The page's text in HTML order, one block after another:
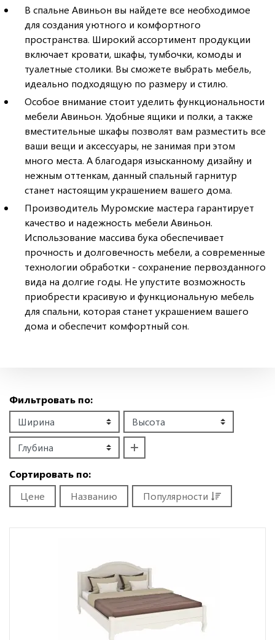
В спальне Авиньон вы найдете все необходимое
для создания уютного и комфортного
пространства. Широкий ассортимент продукции
включает кровати, шкафы, тумбочки, комоды и
туалетные столики. Вы сможете выбрать мебель,
идеально подходящую по размеру и стилю.
Особое внимание стоит уделить функциональности
мебели Авиньон. Удобные ящики и полки, а также
вместительные шкафы позволят вам разместить все
ваши вещи и аксессуары, не занимая при этом
много места. А благодаря изысканному дизайну и
нежным оттенкам, данный спальный гарнитур
станет настоящим украшением вашего дома.
Производитель Муромские мастера гарантирует
качество и надежность мебели Авиньон.
Использование массива бука обеспечивает
прочность и долговечность мебели, а современные
технологии обработки - сохранение первозданного
вида на долгие годы. Не упустите возможность
приобрести красивую и функциональную мебель
для спальни, которая станет украшением вашего
дома и обеспечит комфортный сон.
Сортировать по:
Цене
Названию Популярности
Фильтровать по: